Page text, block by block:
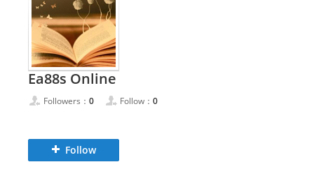
Ea88s Online
Followers： 0 Follow： 0
Follow